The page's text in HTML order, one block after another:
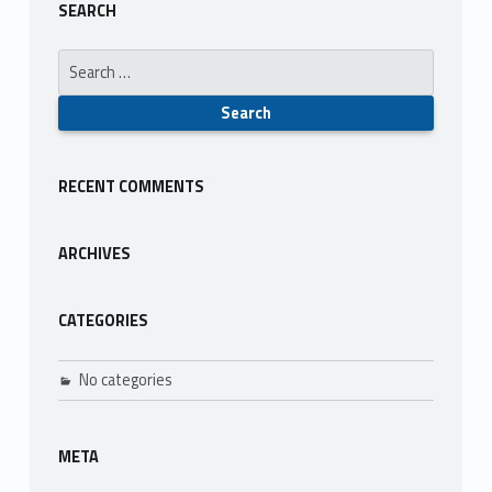
SEARCH
Search for:
RECENT COMMENTS
ARCHIVES
CATEGORIES
No categories
META